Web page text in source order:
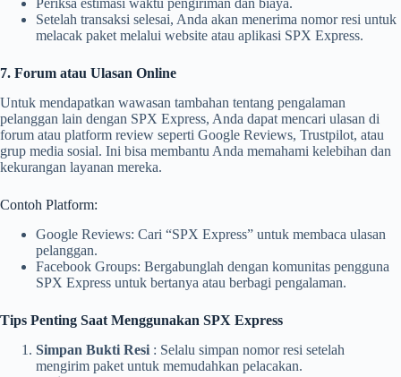
Periksa estimasi waktu pengiriman dan biaya.
Setelah transaksi selesai, Anda akan menerima nomor resi untuk
melacak paket melalui website atau aplikasi SPX Express.
7. Forum atau Ulasan Online
Untuk mendapatkan wawasan tambahan tentang pengalaman
pelanggan lain dengan SPX Express, Anda dapat mencari ulasan di
forum atau platform review seperti Google Reviews, Trustpilot, atau
grup media sosial. Ini bisa membantu Anda memahami kelebihan dan
kekurangan layanan mereka.
Contoh Platform:
Google Reviews: Cari “SPX Express” untuk membaca ulasan
pelanggan.
Facebook Groups: Bergabunglah dengan komunitas pengguna
SPX Express untuk bertanya atau berbagi pengalaman.
Tips Penting Saat Menggunakan SPX Express
Simpan Bukti Resi : Selalu simpan nomor resi setelah
mengirim paket untuk memudahkan pelacakan.